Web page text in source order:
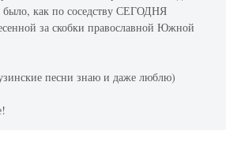
как по соседству СЕГОДНЯ
за скобки православной Южной
песни знаю и даже люблю)